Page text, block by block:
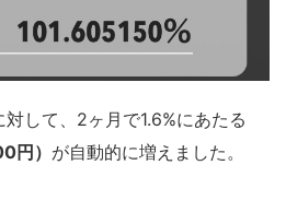
して、2ヶ月で1.6%にあたる
円） が自動的に増えました。